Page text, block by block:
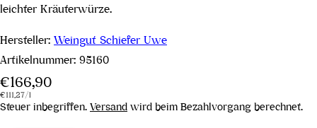
leichter Kräuterwürze.
Hersteller: Weingut Schiefer Uwe
Artikelnummer: 95160
Regulärer
Preis
€166,90
Stückpreis
€111,27/pro
l
Steuer inbegriffen. Versand wird beim Bezahlvorgang berechnet.